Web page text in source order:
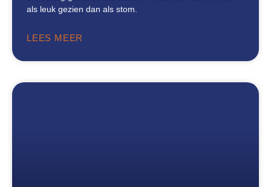
als leuk gezien dan als stom.
LEES MEER